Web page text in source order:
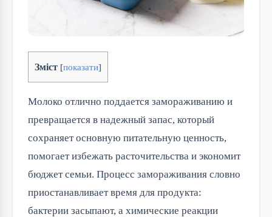
Зміст [показати]
Молоко отлично поддается замораживанию и
превращается в надежный запас, который
сохраняет основную питательную ценность,
помогает избежать расточительства и экономит
бюджет семьи. Процесс замораживания словно
приостанавливает время для продукта:
бактерии засыпают, а химические реакции